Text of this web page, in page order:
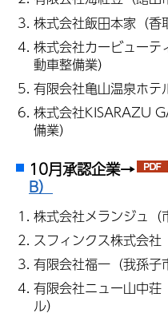
株式会社飯田本家（香
株式会社カービューテ
動車整備業）
有限会社亀山温泉ホテ
株式会社KISARAZU
備業）
10月承認企業→
B）
株式会社メランジュ（
スフィンクス株式会社
有限会社福一（我孫子
有限会社ニュー山中荘
ル）